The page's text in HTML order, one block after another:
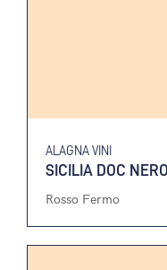
ALAGNA VINI
SICILIA DOC
Rosso Fermo